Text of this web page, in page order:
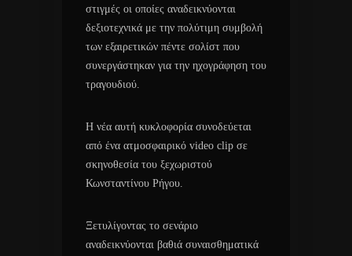
στιγμές οι οποίες αναδεικνύονται
δεξιοτεχνικά με την πολύτιμη συμβολή
των εξαιρετικών πέντε σολίστ που
συνεργάστηκαν για την ηχογράφηση του
τραγουδιού.
Η νέα αυτή κυκλοφορία συνοδεύεται
από ένα ατμοσφαιρικό video clip σε
σκηνοθεσία του ξεχωριστού
Κωνσταντίνου Ρήγου.
Ξετυλίγοντας το σενάριο
αναδεικνύονται βαθιά συναισθηματικά